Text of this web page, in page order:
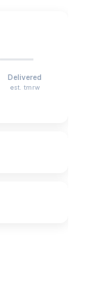
Delivered
est. tmrw